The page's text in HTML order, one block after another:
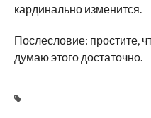
кардинально изменится.
Послесловие: простите,
думаю этого достаточно.